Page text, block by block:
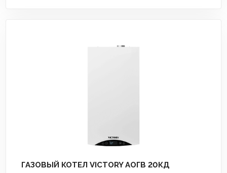
ГАЗОВЫЙ КОТЕЛ VICTORY АОГВ 20КД